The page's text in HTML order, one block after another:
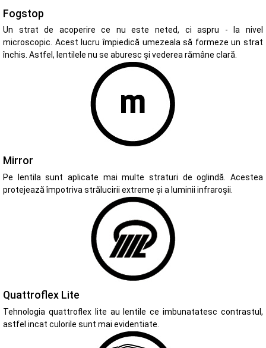
Fogstop
Un strat de acoperire ce nu este neted, ci aspru - la nivel
microscopic. Acest lucru împiedică umezeala să formeze un strat
închis. Astfel, lentilele nu se aburesc și vederea rămâne clară.
Mirror
Pe lentila sunt aplicate mai multe straturi de oglindă. Acestea
protejează împotriva strălucirii extreme și a luminii infraroșii.
Quattroflex Lite
Tehnologia quattroflex lite au lentile ce imbunatatesc contrastul,
astfel incat culorile sunt mai evidentiate.